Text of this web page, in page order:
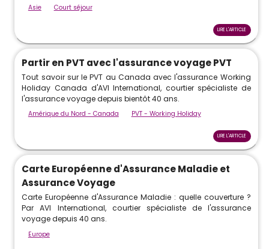
Asie Court séjour
LIRE L'ARTICLE
Partir en PVT avec l'assurance voyage PVT
Tout savoir sur le PVT au Canada avec l'assurance Working
Holiday Canada d'AVI International, courtier spécialiste de
l'assurance voyage depuis bientôt 40 ans.
Amérique du Nord - Canada PVT - Working Holiday
LIRE L'ARTICLE
Carte Européenne d'Assurance Maladie et
Assurance Voyage
Carte Européenne d'Assurance Maladie : quelle couverture ?
Par AVI International, courtier spécialiste de l'assurance
voyage depuis 40 ans.
Europe